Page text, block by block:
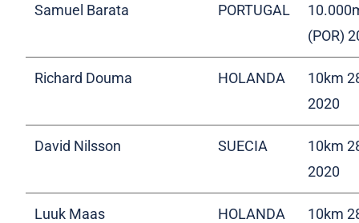
Samuel Barata PORTUGAL
(POR)
Richard Douma HOLANDA
10km
2020
David Nilsson SUECIA
10km
2020
Luuk Maas HOLANDA 10km